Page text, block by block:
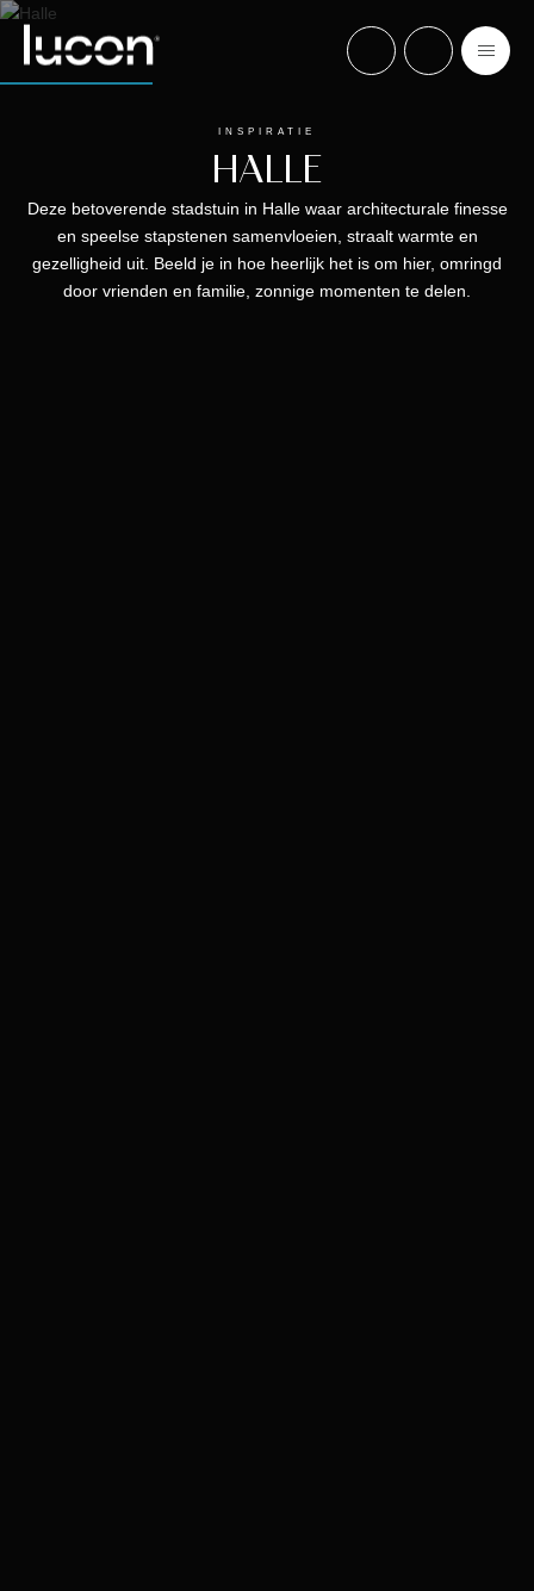
INSPIRATIE
HALLE
Deze betoverende stadstuin in Halle waar architecturale finesse
en speelse stapstenen samenvloeien, straalt warmte en
gezelligheid uit. Beeld je in hoe heerlijk het is om hier, omringd
door vrienden en familie, zonnige momenten te delen.